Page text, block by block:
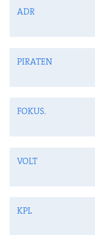
ADR
PIRATEN
FOKUS.
VOLT
KPL